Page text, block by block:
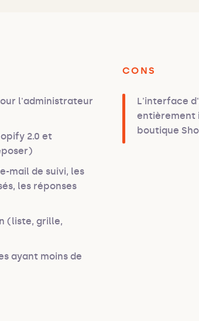
l'administrateur
2.0 et
mail de suivi, les
les réponses
(liste, grille,
ayant moins de
CONS
L'interface
entièrement
boutique